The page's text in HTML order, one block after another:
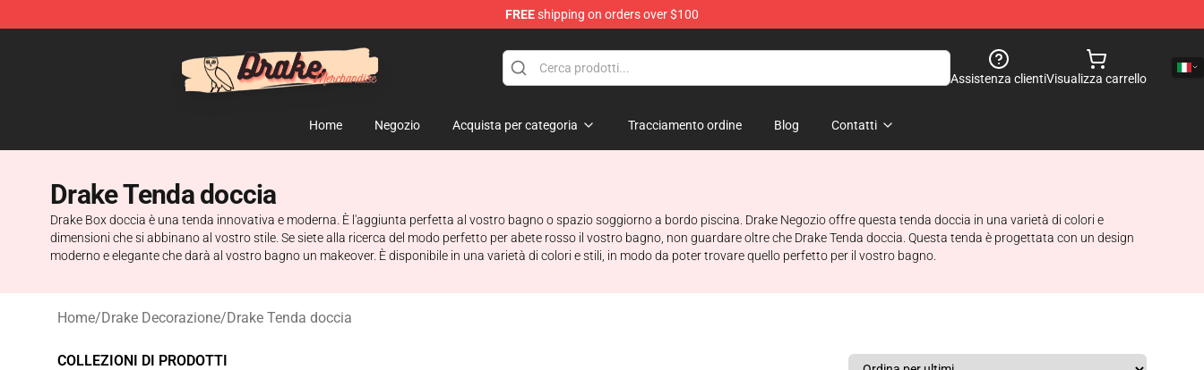
FREEshipping on orders over $100
Assistenza clientiVisualizza carrello
Home Negozio Acquista per categoria Tracciamento ordine Blog Contatti
Drake Tenda doccia
Drake Box doccia è una tenda innovativa e moderna. È l'aggiunta perfetta al vostro bagno o spazio soggiorno a bordo piscina. Drake Negozio offre questa tenda doccia in una varietà di colori e
dimensioni che si abbinano al vostro stile. Se siete alla ricerca del modo perfetto per abete rosso il vostro bagno, non guardare oltre che Drake Tenda doccia. Questa tenda è progettata con un design
moderno e elegante che darà al vostro bagno un makeover. È disponibile in una varietà di colori e stili, in modo da poter trovare quello perfetto per il vostro bagno.
Home/Drake Decorazione/Drake Tenda doccia
COLLEZIONI DI PRODOTTI